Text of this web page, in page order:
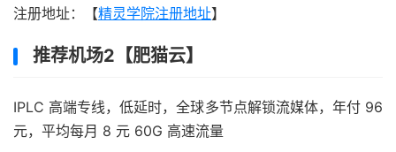
注册地址：【精灵学院注册地址】
推荐机场2【肥猫云】
IPLC 高端专线，低延时，全球多节点解锁流媒体，年付 96
元，平均每月 8 元 60G 高速流量